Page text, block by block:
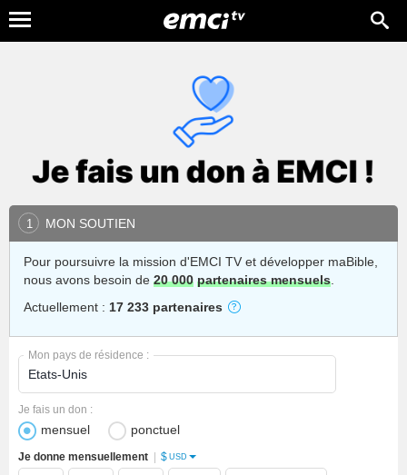
1 MON SOUTIEN
Pour poursuivre la mission d'EMCI TV et développer maBible,
nous avons besoin de 20 000 partenaires mensuels.
Actuellement : 17 233 partenaires
Mon pays de résidence :
mensuel ponctuel
Je fais un don :
Je donne mensuellement $ USD